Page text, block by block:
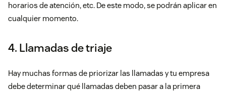
horarios de atención, etc. De este modo, se podrán aplicar en
cualquier momento.
4. Llamadas de triaje
Hay muchas formas de priorizar las llamadas y tu empresa
debe determinar qué llamadas deben pasar a la primera